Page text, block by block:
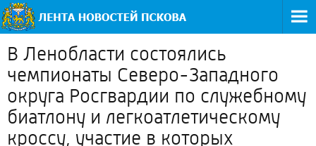
В Ленобласти состоялись
чемпионаты Северо-Западного
округа Росгвардии по служебному
биатлону и легкоатлетическому
кроссу, участие в которых